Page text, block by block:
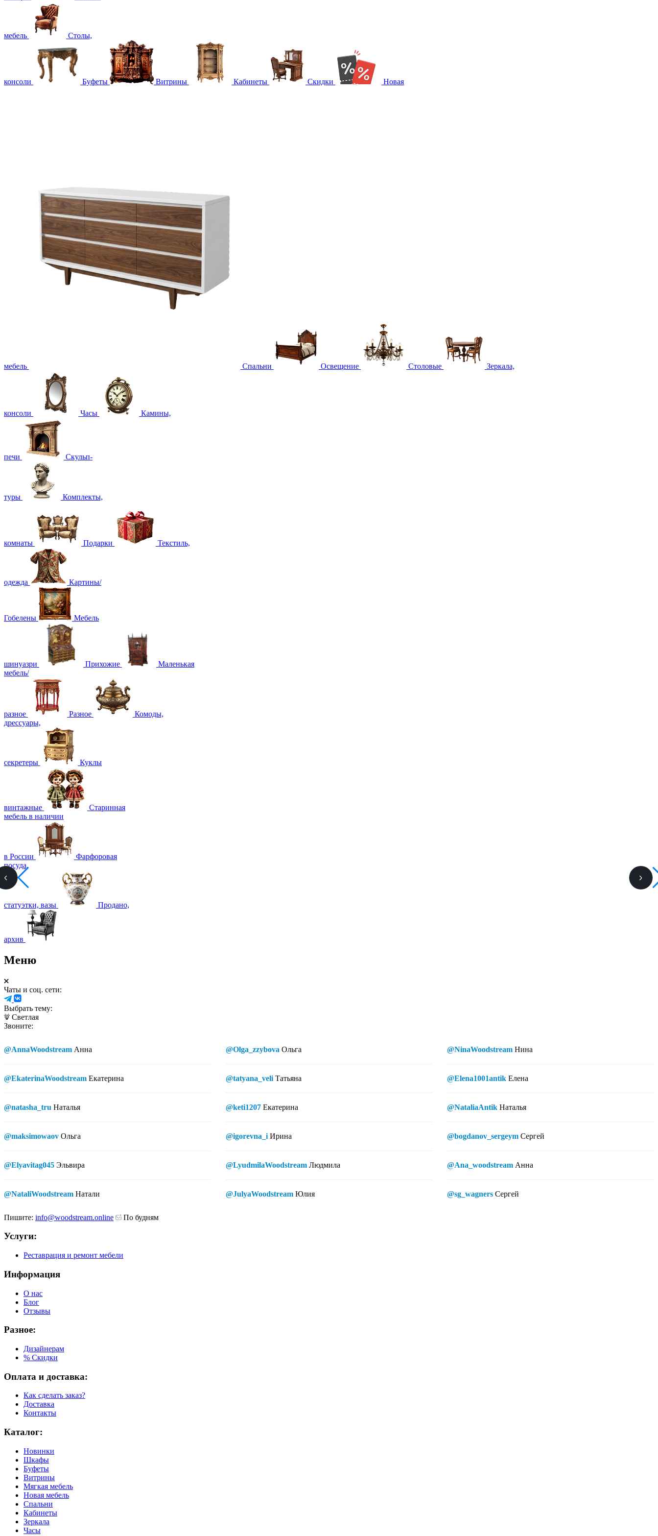
мебель Столы,
консоли Буфеты Витрины Кабинеты Скидки Новая
мебель Спальни Освещение Столовые Зеркала,
консоли Часы Камины,
печи Скульп-
туры Комплекты,
комнаты Подарки Текстиль,
одежда Картины/
Гобелены Мебель
шинуазри Прихожие
Маленькая
мебель/
разное Разное
Комоды,
дрессуары,
секретеры Куклы
винтажные
Старинная
мебель в наличии
в России
Фарфоровая
посуда,
статуэтки, вазы Продано,
архив
Меню
Чаты и соц. сети:
Выбрать тему:
Светлая
Звоните:
@AnnaWoodstream Анна
@EkaterinaWoodstream Екатерина
@natasha_tru Наталья
@maksimowaov Ольга
@Elyavitag045 Эльвира
@NataliWoodstream Натали
@Olga_zzybova Ольга
@tatyana_veli Татьяна
@keti1207 Екатерина
@igorevna_i Ирина
@LyudmilaWoodstream Людмила
@JulyaWoodstream Юлия
@NinaWoodstream Нина
@Elena1001antik Елена
@NataliaAntik Наталья
@bogdanov_sergeym Сергей
@Ana_woodstream Анна
@sg_wagners Сергей
Пишите: info@woodstream.online По будням
Услуги:
Реставрация и ремонт мебели
Информация
О нас
Блог
Отзывы
Разное:
Дизайнерам
% Скидки
Оплата и доставка:
Как сделать заказ?
Доставка
Контакты
Каталог:
Новинки
Шкафы
Буфеты
Витрины
Мягкая мебель
Новая мебель
Спальни
Кабинеты
Зеркала
Часы